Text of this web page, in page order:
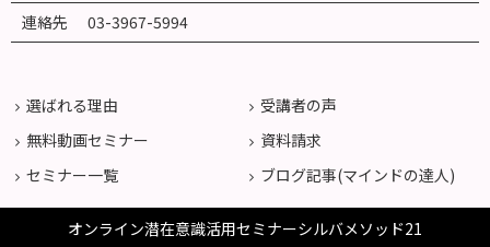
連絡先
03-3967-5994
選ばれる理由
受講者の声
無料動画セミナー
資料請求
セミナー一覧
ブログ記事(マインドの達人)
オンライン潜在意識活用セミナーシルバメソッド21